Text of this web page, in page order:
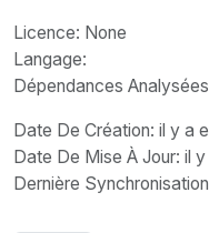
Licence: None
Langage:
Dépendances
Date De Création: il y a
Date De Mise À Jour: il
Dernière Synchronisation